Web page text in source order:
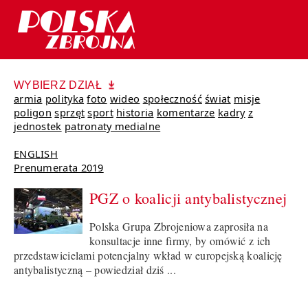
WYBIERZ DZIAŁ
armia polityka foto wideo społeczność świat misje
poligon sprzęt sport historia komentarze kadry z
jednostek patronaty medialne
ENGLISH
Prenumerata 2019
PGZ o koalicji antybalistycznej
Polska Grupa Zbrojeniowa zaprosiła na
konsultacje inne firmy, by omówić z ich
przedstawicielami potencjalny wkład w europejską koalicję
antybalistyczną – powiedział dziś ...